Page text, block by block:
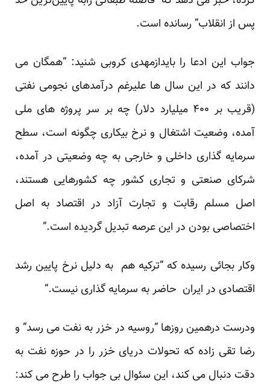
پس از انقلاب” رسانده است.
جواب این ادعا را بایدازمهدی کروبی شنید: “همگان می
دانند که در این سال ها علیرغم درآمدهای نجومی نفتی
(قریب بر ۴۰۰ میلیارد دلار) چه بر سر پروژه های ملی
آمده، وضعیت اشتغال و نرخ بیکاری چگونه است، سطح
سرمایه گذاری داخلی و خارجی به چه وضعیتی در آمده،
شرکای صنعتی و تجاری کشور چه کشورهایی هستند،
اصل مسلم رقابت و تجارت آزاد در اقتصاد به اصل
اختصاصی بودن در این عرصه تبدیل گردیده است.”
وکار بجائی رسیده که “ترکیه هم به دلیل نرخ پایین رشد
اقتصادی در ایران حاضر به سرمایه گذاری نیست.”
ودرست درهمین روزها “روسیه در خزر به نفت می رسد” و
رضا تقی زاده که تحولات دریای خزر را در حوزه نفت به
دقت دنبال می کند، این سئوال بی جواب را طرح می کند: